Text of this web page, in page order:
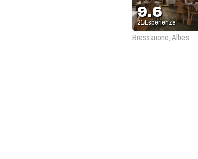
9.6
21Esperienze
Bressanone, Albes